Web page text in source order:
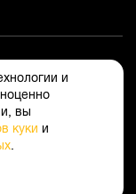
и
вы
куки и
.
данных